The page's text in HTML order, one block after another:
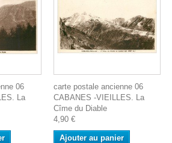
06
La
carte postale ancienne 06
CABANES -VIEILLES. La
Cîme du Diable
4,90 €
Ajouter au panier